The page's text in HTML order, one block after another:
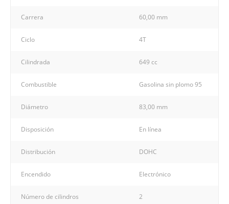
Carrera 60,00 mm
Ciclo 4T
Cilindrada 649 cc
Combustible Gasolina sin plomo 95
Diámetro 83,00 mm
Disposición En línea
Distribución DOHC
Encendido Electrónico
Número de cilindros 2